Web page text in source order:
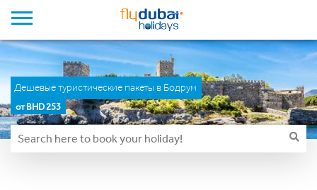
Дешевые туристические пакеты в Бодрум
от BHD 253